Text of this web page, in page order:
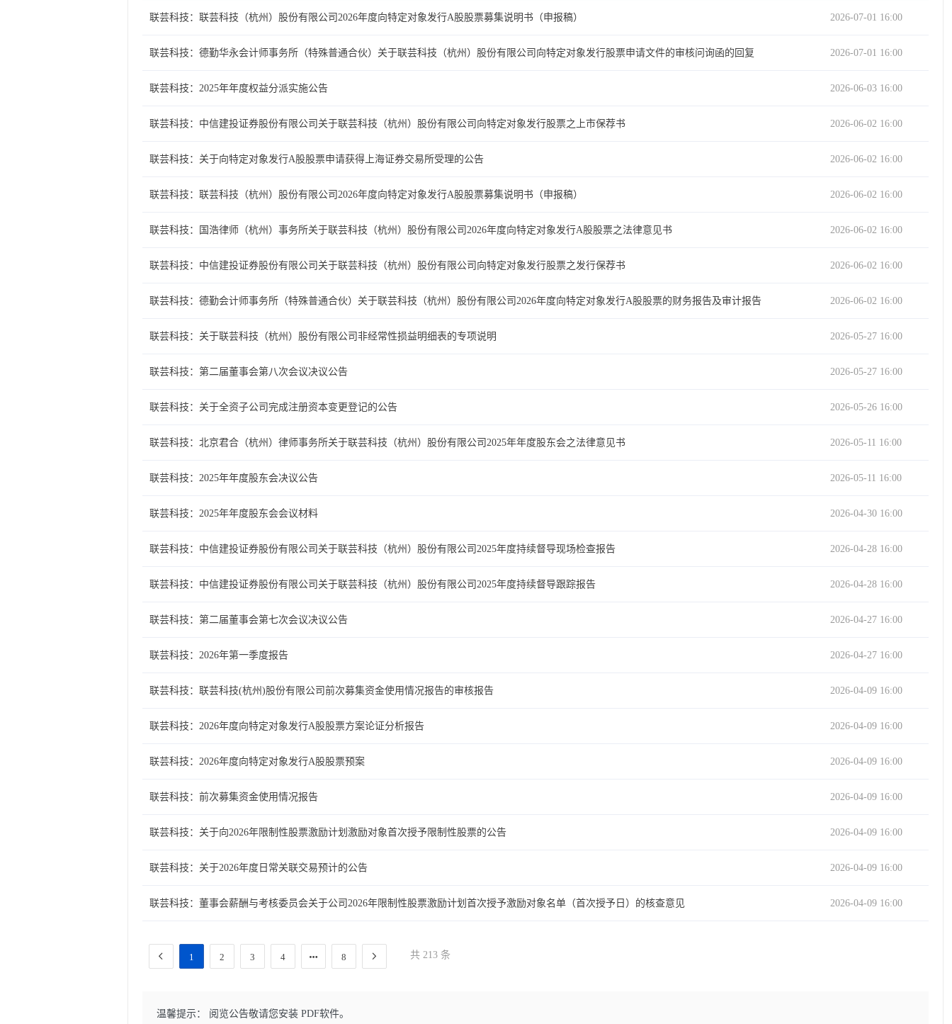
联芸科技：联芸科技（杭州）股份有限公司2026年度向特定对象发行A股股票募集说明书（申报稿） 2026-07-01 16:00
联芸科技：德勤华永会计师事务所（特殊普通合伙）关于联芸科技（杭州）股份有限公司向特定对象发行股票申请文件的审核问询函的回复 2026-07-01 16:00
联芸科技：2025年年度权益分派实施公告 2026-06-03 16:00
联芸科技：中信建投证券股份有限公司关于联芸科技（杭州）股份有限公司向特定对象发行股票之上市保荐书 2026-06-02 16:00
联芸科技：关于向特定对象发行A股股票申请获得上海证券交易所受理的公告 2026-06-02 16:00
联芸科技：联芸科技（杭州）股份有限公司2026年度向特定对象发行A股股票募集说明书（申报稿） 2026-06-02 16:00
联芸科技：国浩律师（杭州）事务所关于联芸科技（杭州）股份有限公司2026年度向特定对象发行A股股票之法律意见书 2026-06-02 16:00
联芸科技：中信建投证券股份有限公司关于联芸科技（杭州）股份有限公司向特定对象发行股票之发行保荐书 2026-06-02 16:00
联芸科技：德勤会计师事务所（特殊普通合伙）关于联芸科技（杭州）股份有限公司2026年度向特定对象发行A股股票的财务报告及审计报告 2026-06-02 16:00
联芸科技：关于联芸科技（杭州）股份有限公司非经常性损益明细表的专项说明 2026-05-27 16:00
联芸科技：第二届董事会第八次会议决议公告 2026-05-27 16:00
联芸科技：关于全资子公司完成注册资本变更登记的公告 2026-05-26 16:00
联芸科技：北京君合（杭州）律师事务所关于联芸科技（杭州）股份有限公司2025年年度股东会之法律意见书 2026-05-11 16:00
联芸科技：2025年年度股东会决议公告 2026-05-11 16:00
联芸科技：2025年年度股东会会议材料 2026-04-30 16:00
联芸科技：中信建投证券股份有限公司关于联芸科技（杭州）股份有限公司2025年度持续督导现场检查报告 2026-04-28 16:00
联芸科技：中信建投证券股份有限公司关于联芸科技（杭州）股份有限公司2025年度持续督导跟踪报告 2026-04-28 16:00
联芸科技：第二届董事会第七次会议决议公告 2026-04-27 16:00
联芸科技：2026年第一季度报告 2026-04-27 16:00
联芸科技：联芸科技(杭州)股份有限公司前次募集资金使用情况报告的审核报告 2026-04-09 16:00
联芸科技：2026年度向特定对象发行A股股票方案论证分析报告 2026-04-09 16:00
联芸科技：2026年度向特定对象发行A股股票预案 2026-04-09 16:00
联芸科技：前次募集资金使用情况报告 2026-04-09 16:00
联芸科技：关于向2026年限制性股票激励计划激励对象首次授予限制性股票的公告 2026-04-09 16:00
联芸科技：关于2026年度日常关联交易预计的公告 2026-04-09 16:00
联芸科技：董事会薪酬与考核委员会关于公司2026年限制性股票激励计划首次授予激励对象名单（首次授予日）的核查意见 2026-04-09 16:00
1 2 3 4 8 共 213 条
温馨提示： 阅览公告敬请您安装 PDF软件。